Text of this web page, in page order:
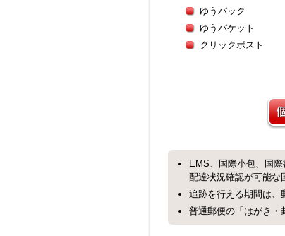
ゆうパック
ゆうパケット
クリックポスト
EMS、国際小包、国
配達状況確認が可能な
追跡を行える期間は、
普通郵便の「はがき・